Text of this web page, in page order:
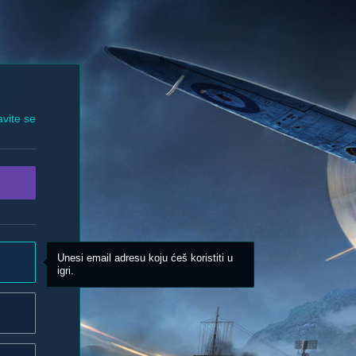
se
Unesi email adresu koju ćeš koristiti u
igri.